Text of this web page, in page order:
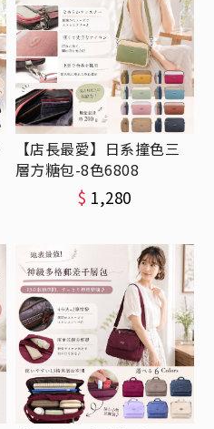
【店長最愛】日系撞色三
層方糖包-8色6808
$ 1,280